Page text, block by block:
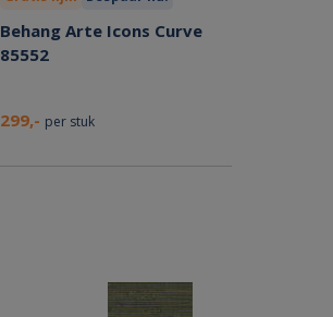
Behang Arte Icons Curve
85552
299,- per stuk